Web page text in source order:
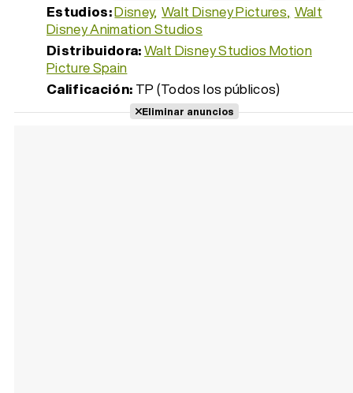
Estudios:Disney Walt Disney Pictures Walt
Disney Animation Studios
Distribuidora:Walt Disney Studios Motion
Picture Spain
Calificación: TP (Todos los públicos)
Eliminar anuncios